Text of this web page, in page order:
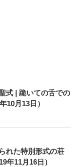
式 | 跪いての舌での
10月13日）
れた特別形式の荘
年11月16日）